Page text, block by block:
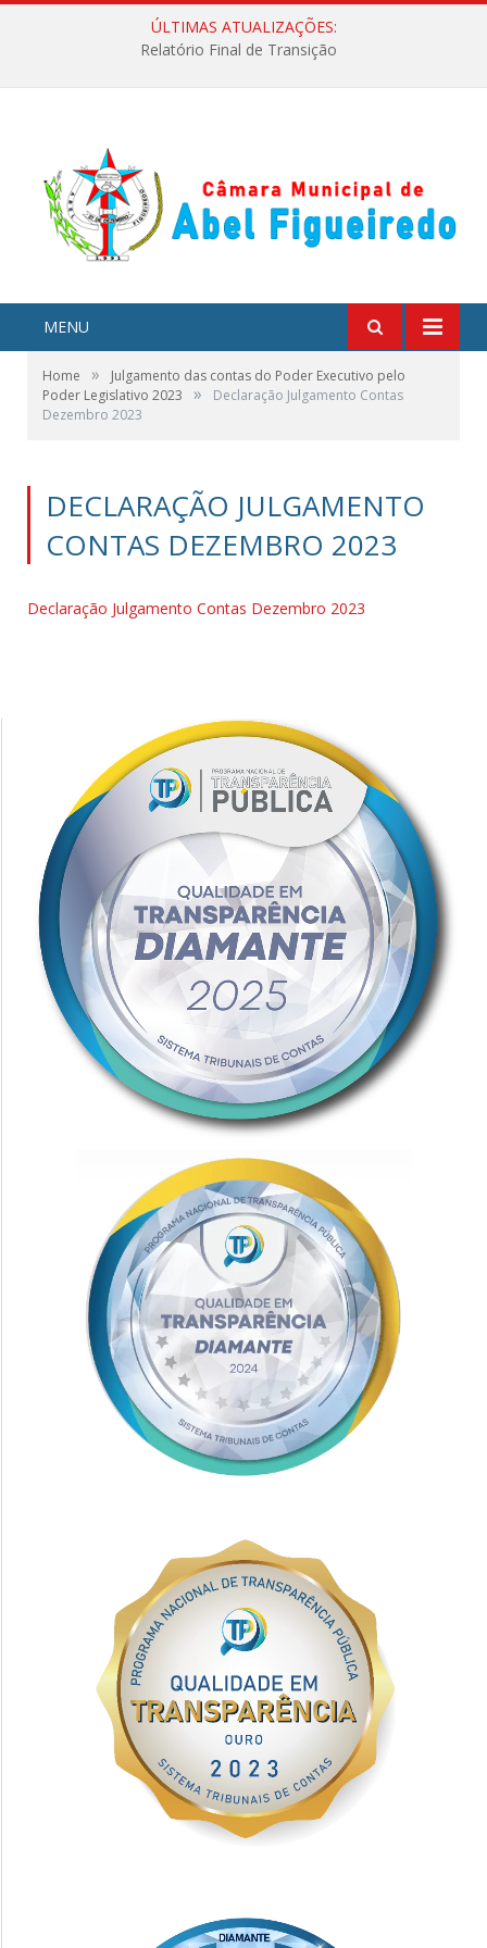
ÚLTIMAS ATUALIZAÇÕES:
Relatório Final de Transição
MENU
Home »
Julgamento das contas do Poder Executivo pelo
Poder Legislativo 2023
»
Declaração Julgamento Contas
Dezembro 2023
DECLARAÇÃO JULGAMENTO
CONTAS DEZEMBRO 2023
Declaração Julgamento Contas Dezembro 2023